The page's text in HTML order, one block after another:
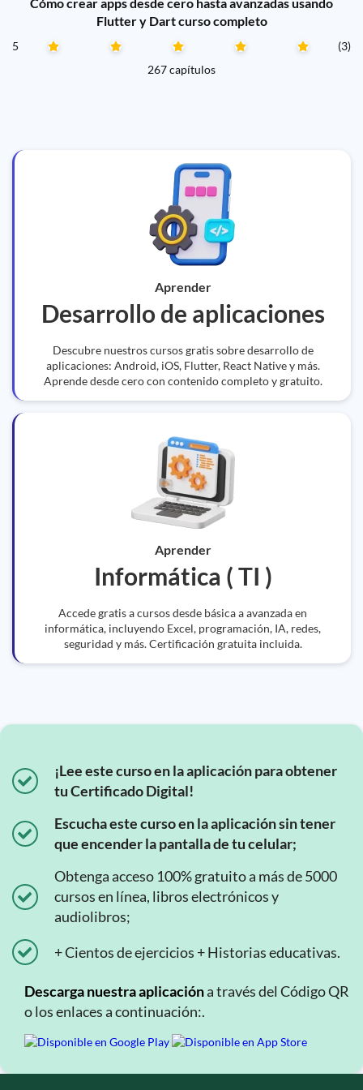
Flutter y Dart curso completo
5
(3)
267 capítulos
Aprender
Desarrollo de aplicaciones
Descubre nuestros cursos gratis sobre desarrollo de
aplicaciones: Android, iOS, Flutter, React Native y más.
Aprende desde cero con contenido completo y gratuito.
Aprender
Informática ( TI )
Accede gratis a cursos desde básica a avanzada en
informática, incluyendo Excel, programación, IA, redes,
seguridad y más. Certificación gratuita incluida.
¡Lee este curso en la aplicación para obtener
tu Certificado Digital!
Escucha este curso en la aplicación sin tener
que encender la pantalla de tu celular;
Obtenga acceso 100% gratuito a más de 5000
cursos en línea, libros electrónicos y
audiolibros;
+ Cientos de ejercicios + Historias educativas.
Descarga nuestra aplicacióna través del Código QR
o los enlaces a continuación:.